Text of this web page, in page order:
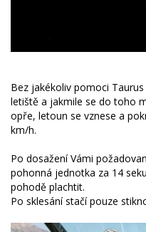
Bez jakékoliv pomoci
letiště a jakmile se do toho
opře, letoun se vznese a
km/h.
Po dosažení Vámi
pohonná jednotka za 14
pohodě plachtit.
Po sklesání stačí pouze